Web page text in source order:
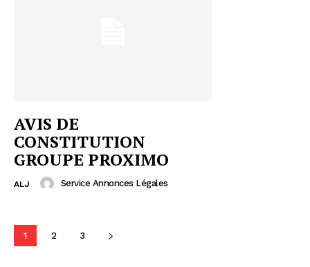
AVIS DE
CONSTITUTION
GROUPE PROXIMO
ALJ Service Annonces Légales
1 2 3